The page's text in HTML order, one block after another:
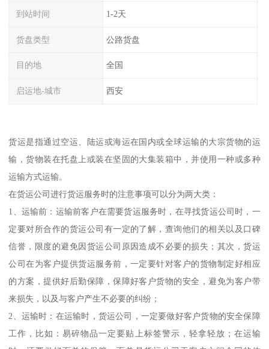
到站时间 1-2天
货盘类型 公路货盘
目的地 全国
启运地-城市 西安
货运是指通过空运、陆运或海运在国内或全球运输的大宗货物的运
输，货物装在托盘上或装在坚固的大集装箱中，并使用一种或多种
运输方式运输。
在货运公司进行货运服务时的注意事项可以分为两大类：
1、运输前：运输前客户在需要货运服务时，在寻找货运公司时，一
定要对所合作的货运公司有一定的了解，查询他们的相关以及口碑
信誉，限度的避免因货运公司原因造成不必要的损失；其次，货运
公司在为客户提供货运服务前，一定要针对客户的货物制定好相应
的方案，提供好后勤保障，保障好客户货物的安全，避免为客户带
来损失，以及与客户产生不必要的纠纷；
2、运输时：在运输时，货运公司，一定要做好客户货物的安全保障
工作，比如：易碎物品一定要贴上标签警示，轻拿轻放；在运输